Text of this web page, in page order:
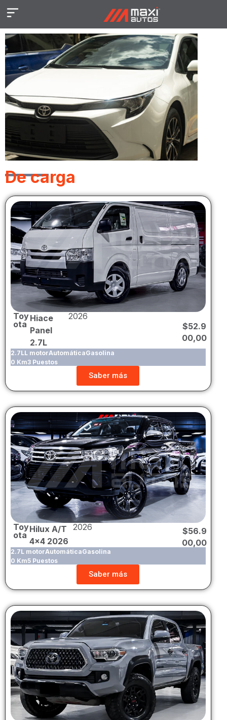
De carga
Toy
ota
Hiace
Panel
2.7L
2026
$52.9
00,00
2.7LL motorAutomáticaGasolina
0 Km3 Puestos
Saber más
Toy
ota
Hilux A/T
4×4 2026
2026 $56.9
00,00
2.7L motorAutomáticaGasolina
0 Km5 Puestos
Saber más